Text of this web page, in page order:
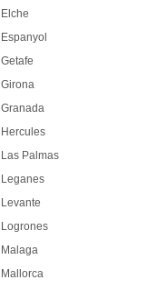
Elche
Espanyol
Getafe
Girona
Granada
Hercules
Las Palmas
Leganes
Levante
Logrones
Malaga
Mallorca